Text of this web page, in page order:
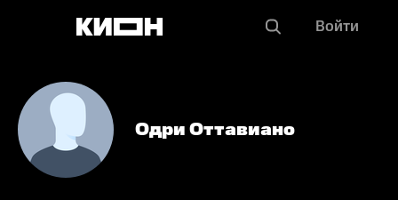
Войти
Одри Оттавиано